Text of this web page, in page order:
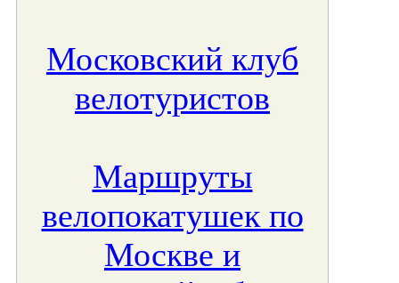
Московский клуб
велотуристов
Маршруты
велопокатушек по
Москве и